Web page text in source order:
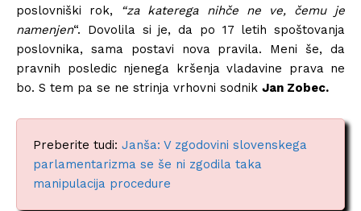
poslovniški rok, “za katerega nihče ne ve, čemu je
namenjen“. Dovolila si je, da po 17 letih spoštovanja
poslovnika, sama postavi nova pravila. Meni še, da
pravnih posledic njenega kršenja vladavine prava ne
bo. S tem pa se ne strinja vrhovni sodnik Jan Zobec.
Preberite tudi: Janša: V zgodovini slovenskega
parlamentarizma se še ni zgodila taka
manipulacija procedure